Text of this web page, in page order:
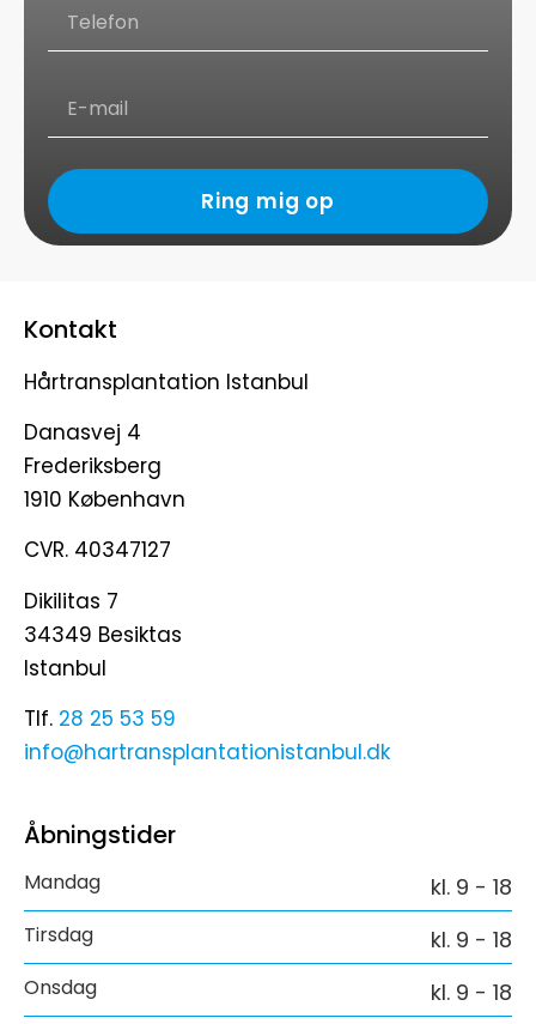
Ring mig op
Kontakt
Hårtransplantation Istanbul
Danasvej 4
Frederiksberg
1910 København
CVR. 40347127
Dikilitas 7
34349 Besiktas
Istanbul
Tlf. 28 25 53 59
info@hartransplantationistanbul.dk
Åbningstider
Mandag kl. 9 - 18
Tirsdag kl. 9 - 18
Onsdag kl. 9 - 18